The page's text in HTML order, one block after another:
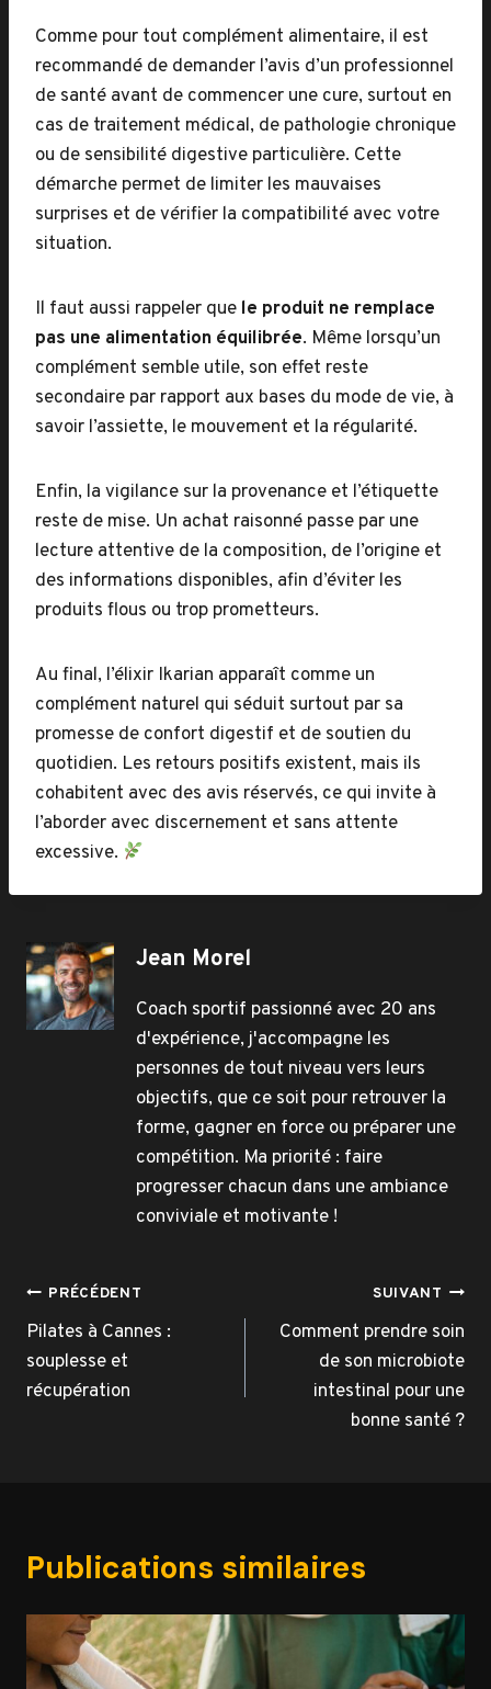
Comme pour tout complément alimentaire, il est
recommandé de demander l’avis d’un professionnel
de santé avant de commencer une cure, surtout en
cas de traitement médical, de pathologie chronique
ou de sensibilité digestive particulière. Cette
démarche permet de limiter les mauvaises
surprises et de vérifier la compatibilité avec votre
situation.
Il faut aussi rappeler que le produit ne remplace
pas une alimentation équilibrée. Même lorsqu’un
complément semble utile, son effet reste
secondaire par rapport aux bases du mode de vie, à
savoir l’assiette, le mouvement et la régularité.
Enfin, la vigilance sur la provenance et l’étiquette
reste de mise. Un achat raisonné passe par une
lecture attentive de la composition, de l’origine et
des informations disponibles, afin d’éviter les
produits flous ou trop prometteurs.
Au final, l’élixir Ikarian apparaît comme un
complément naturel qui séduit surtout par sa
promesse de confort digestif et de soutien du
quotidien. Les retours positifs existent, mais ils
cohabitent avec des avis réservés, ce qui invite à
l’aborder avec discernement et sans attente
excessive.
Jean Morel
Coach sportif passionné avec 20 ans
d'expérience, j'accompagne les
personnes de tout niveau vers leurs
objectifs, que ce soit pour retrouver la
forme, gagner en force ou préparer une
compétition. Ma priorité : faire
progresser chacun dans une ambiance
conviviale et motivante !
Navigation
de
l’article
PRÉCÉDENT
Pilates à Cannes :
souplesse et
récupération
SUIVANT
Comment prendre soin
de son microbiote
intestinal pour une
bonne santé ?
Publications similaires